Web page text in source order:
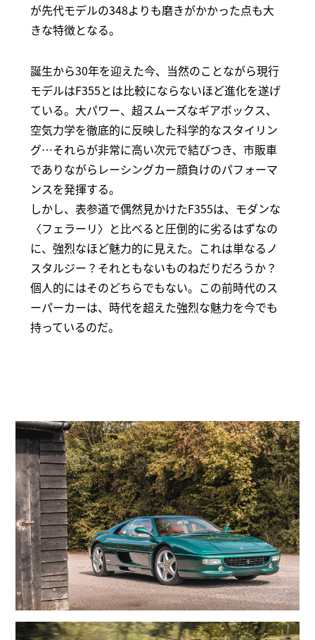
が先代モデルの348よりも磨きがかかった点も大
きな特徴となる。
誕生から30年を迎えた今、当然のことながら現行
モデルはF355とは比較にならないほど進化を遂げ
ている。大パワー、超スムーズなギアボックス、
空気力学を徹底的に反映した科学的なスタイリン
グ…それらが非常に高い次元で結びつき、市販車
でありながらレーシングカー顔負けのパフォーマ
ンスを発揮する。
しかし、表参道で偶然見かけたF355は、モダンな
〈フェラーリ〉と比べると圧倒的に劣るはずなの
に、強烈なほど魅力的に見えた。これは単なるノ
スタルジー？それともないものねだりだろうか？
個人的にはそのどちらでもない。この前時代のス
ーパーカーは、時代を超えた強烈な魅力を今でも
持っているのだ。